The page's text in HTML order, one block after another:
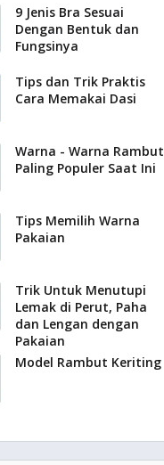
9 Jenis Bra Sesuai
Dengan Bentuk dan
Fungsinya
Tips dan Trik Praktis
Cara Memakai Dasi
Warna - Warna Rambut
Paling Populer Saat Ini
Tips Memilih Warna
Pakaian
Trik Untuk Menutupi
Lemak di Perut, Paha
dan Lengan dengan
Pakaian
Model Rambut Keriting